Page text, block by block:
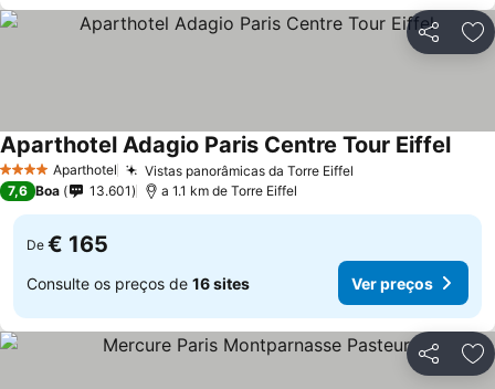
Partilhar
4 EstrelasAparthotel Vistas panorâmicas da Torre Eiffel
Aparthotel Adagio Paris Centre Tour Eiffel
7,6 Boa 13.601 a 1.1 km de Torre Eiffel
De € 165
Consulte os preços de 16 sites Ver preços
Partilhar